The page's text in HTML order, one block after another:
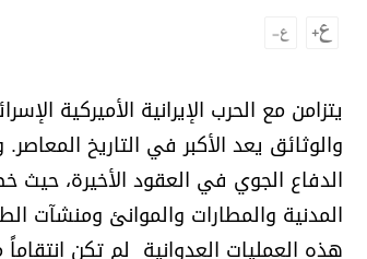
فيديو
إنفوجراف
قصة صورة
كاريكتير
برامج
يتزامن مع الحرب الإيرانية الأميركية
والوثائق يعد الأكبر في التاريخ
الدفاع الجوي في العقود الأخيرة، حيث
المدنية والمطارات والموانئ ومنشآت
هذه العمليات العدوانية لم تكن